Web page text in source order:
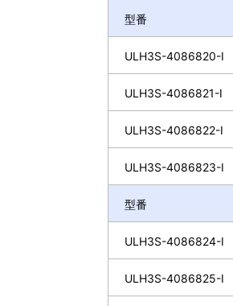
型番
ULH3S-4086820-I
ULH3S-4086821-I
ULH3S-4086822-I
ULH3S-4086823-I
型番
ULH3S-4086824-I
ULH3S-4086825-I